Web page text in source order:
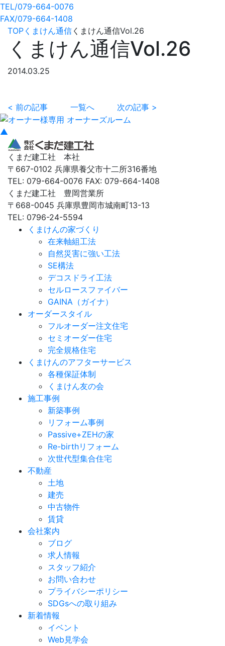
TEL/079-664-0076
FAX/079-664-1408
TOP くまけん通信 くまけん通信Vol.26
くまけん通信Vol.26
2014.03.25
< 前の記事 一覧へ 次の記事 >
▲
くまだ建工社 本社
〒667-0102 兵庫県養父市十二所316番地
TEL: 079-664-0076 FAX: 079-664-1408
くまだ建工社 豊岡営業所
〒668-0045 兵庫県豊岡市城南町13-13
TEL: 0796-24-5594
くまけんの家づくり
在来軸組工法
自然災害に強い工法
SE構法
デコスドライ工法
セルロースファイバー
GAINA（ガイナ）
オーダースタイル
フルオーダー注文住宅
セミオーダー住宅
完全規格住宅
くまけんのアフターサービス
各種保証体制
くまけん友の会
施工事例
新築事例
リフォーム事例
Passive+ZEHの家
Re-birthリフォーム
次世代型集合住宅
不動産
土地
建売
中古物件
賃貸
会社案内
ブログ
求人情報
スタッフ紹介
お問い合わせ
プライバシーポリシー
SDGsへの取り組み
新着情報
イベント
Web見学会